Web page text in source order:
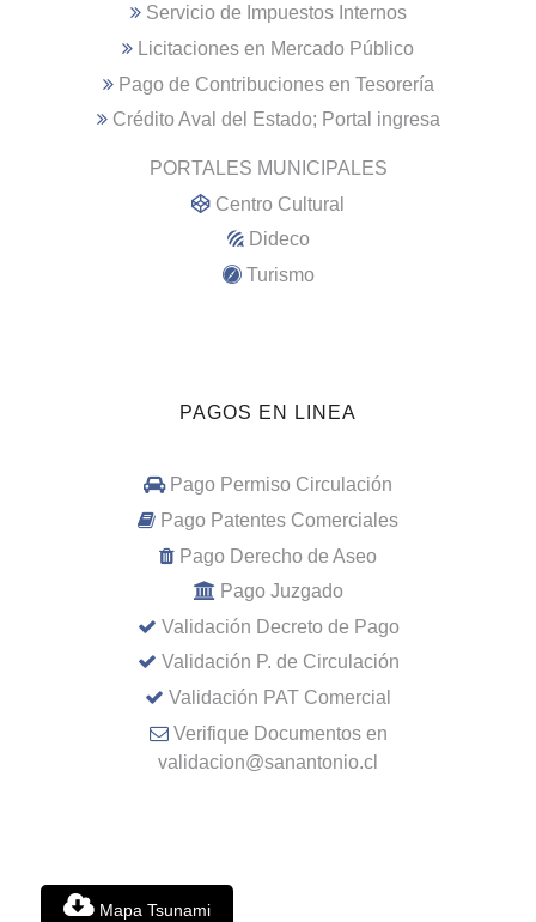
Servicio de Impuestos Internos
Licitaciones en Mercado Público
Pago de Contribuciones en Tesorería
Crédito Aval del Estado; Portal ingresa
PORTALES MUNICIPALES
Centro Cultural
Dideco
Turismo
PAGOS EN LINEA
Pago Permiso Circulación
Pago Patentes Comerciales
Pago Derecho de Aseo
Pago Juzgado
Validación Decreto de Pago
Validación P. de Circulación
Validación PAT Comercial
Verifique Documentos en
validacion@sanantonio.cl
Mapa Tsunami